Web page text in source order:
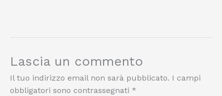
Lascia un commento
Il tuo indirizzo email non sarà pubblicato. I campi
obbligatori sono contrassegnati *